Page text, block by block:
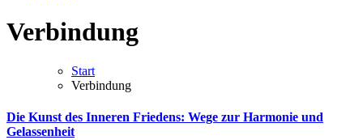
Verbindung
Start
Verbindung
Die Kunst des Inneren Friedens: Wege zur Harmonie und
Gelassenheit